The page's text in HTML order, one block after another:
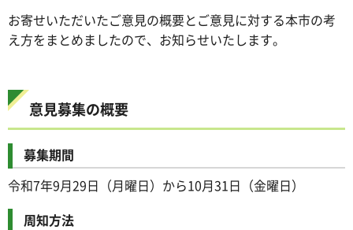
お寄せいただいたご意見の概要とご意見に対する本市の考
え方をまとめましたので、お知らせいたします。
意見募集の概要
募集期間
令和7年9月29日（月曜日）から10月31日（金曜日）
周知方法